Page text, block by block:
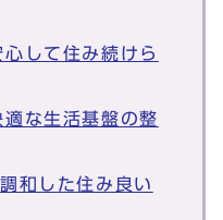
して住み続けら
な生活基盤の整
和した住み良い